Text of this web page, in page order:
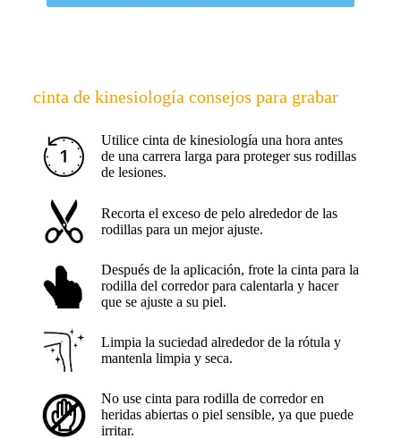
cinta de kinesiología consejos para grabar
Utilice cinta de kinesiología una hora antes
de una carrera larga para proteger sus rodillas
de lesiones.
Recorta el exceso de pelo alrededor de las
rodillas para un mejor ajuste.
Después de la aplicación, frote la cinta para la
rodilla del corredor para calentarla y hacer
que se ajuste a su piel.
Limpia la suciedad alrededor de la rótula y
mantenla limpia y seca.
No use cinta para rodilla de corredor en
heridas abiertas o piel sensible, ya que puede
irritar.